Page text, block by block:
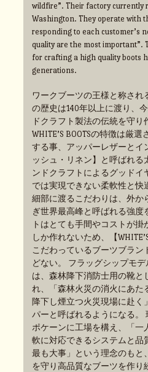
wildfire”. Their factory currently
Washington. They operate with
responding to each customer’s
quality are the most important”.
for crafting a high quality boots
generations.
ワークブーツの王様と称され
の歴史は140年以上に渡り、
ドクラフト製法の伝統を守り
WHITE’S BOOTSの特徴は厳
する事、アッパーレザーとイ
ッシュ・リネン】と呼ばれる
ンドクラフトによるグッドイ
では実現できない柔軟性と快
細部に渡るこだわりは、外か
ぎ世界最高峰と呼ばれる強度
トはとても手間やコストが
しか作れないため、【
こだわっているブーツブラン
どない。 フラッグシップモデ
は、森林降下消防士用の靴と
れ、「森林火災の消火にあた
降下し煙立つ火災現場に赴く
パーと呼ばれるようになる。
ポケーンに工場を構え、「一
軟に対応できるシステムと品
最も大事」という理念のもと
を守り高品質なブーツを作り